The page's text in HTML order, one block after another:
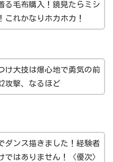
る毛布購入！鏡見たらミシ
これかなりホカホカ！
け大技は爆心地で勇気の前
攻撃、なるほど
ダンス描きました！経験者
ではありません！〈優次〉